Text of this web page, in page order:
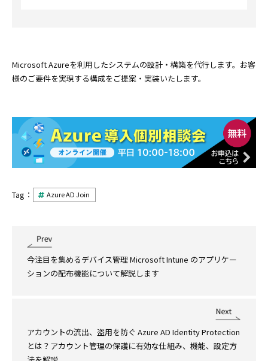
Microsoft Azureを利用したシステムの設計・構築を代行します。お客
様のご要件を実現する構成をご提案・実装いたします。
Tag： Azure AD Join
今注目を集めるデバイス管理 Microsoft Intune のアプリケー
ションの配布機能について解説します
アカウントの流出、盗用を防ぐ Azure AD Identity Protection
とは？アカウント管理の保護に有効な仕組み、機能、設定方